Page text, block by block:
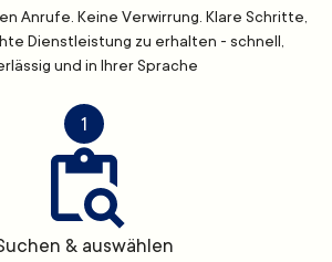
Anrufe. Keine Verwirrung. Klare Schritte,
Dienstleistung zu erhalten - schnell,
und in Ihrer Sprache
1
& auswählen